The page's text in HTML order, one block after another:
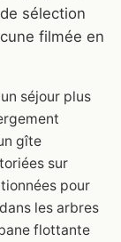
sélection
filmée en
séjour plus
gîte
sur
pour
les arbres
flottante